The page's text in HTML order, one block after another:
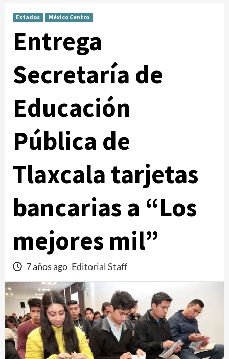
Estados México Centro
Entrega
Secretaría de
Educación
Pública de
Tlaxcala tarjetas
bancarias a “Los
mejores mil”
7 años ago Editorial Staff